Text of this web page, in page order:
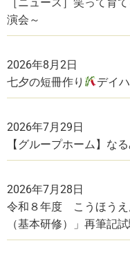
演会～
2026年8月2日
七夕の短冊作り デイ
2026年7月29日
【グループホーム】な
2026年7月28日
令和８年度 こうほうえ
（基本研修）」再筆記